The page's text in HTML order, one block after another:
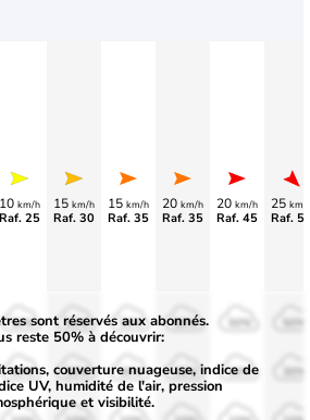
10 km/h
Raf. 25
15 km/h
Raf. 30
15 km/h
Raf. 35
20 km/h
Raf. 35
20 km/h
Raf. 45
25 km/
Raf.
50%
30%
50%
30%
50%
30%
50%
30%
50%
30%
sont réservés aux abonnés.
reste 50% à découvrir:
couverture nuageuse, indice de
UV, humidité de l'air, pression
et visibilité.